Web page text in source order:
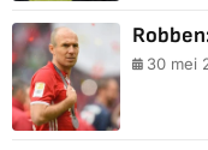
30 mei